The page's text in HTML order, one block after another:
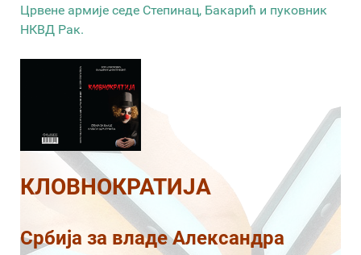
Црвене армије седе Степинац, Бакарић и пуковник
НКВД Рак.
КЛОВНОКРАТИЈА
Србија за владе Александра